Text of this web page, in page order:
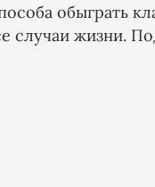
обыграть
случаи жизни.